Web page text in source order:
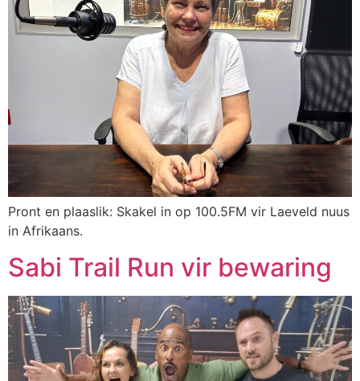
Pront en plaaslik: Skakel in op 100.5FM vir Laeveld nuus
in Afrikaans.
Sabi Trail Run vir bewaring